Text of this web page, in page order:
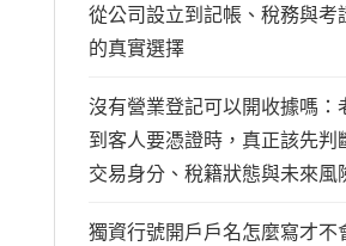
從公司設立到記帳、稅務與考
的真實選擇
沒有營業登記可以開收據嗎：
到客人要憑證時，真正該先判
交易身分、稅籍狀態與未來風
獨資行號開戶戶名怎麼寫才不